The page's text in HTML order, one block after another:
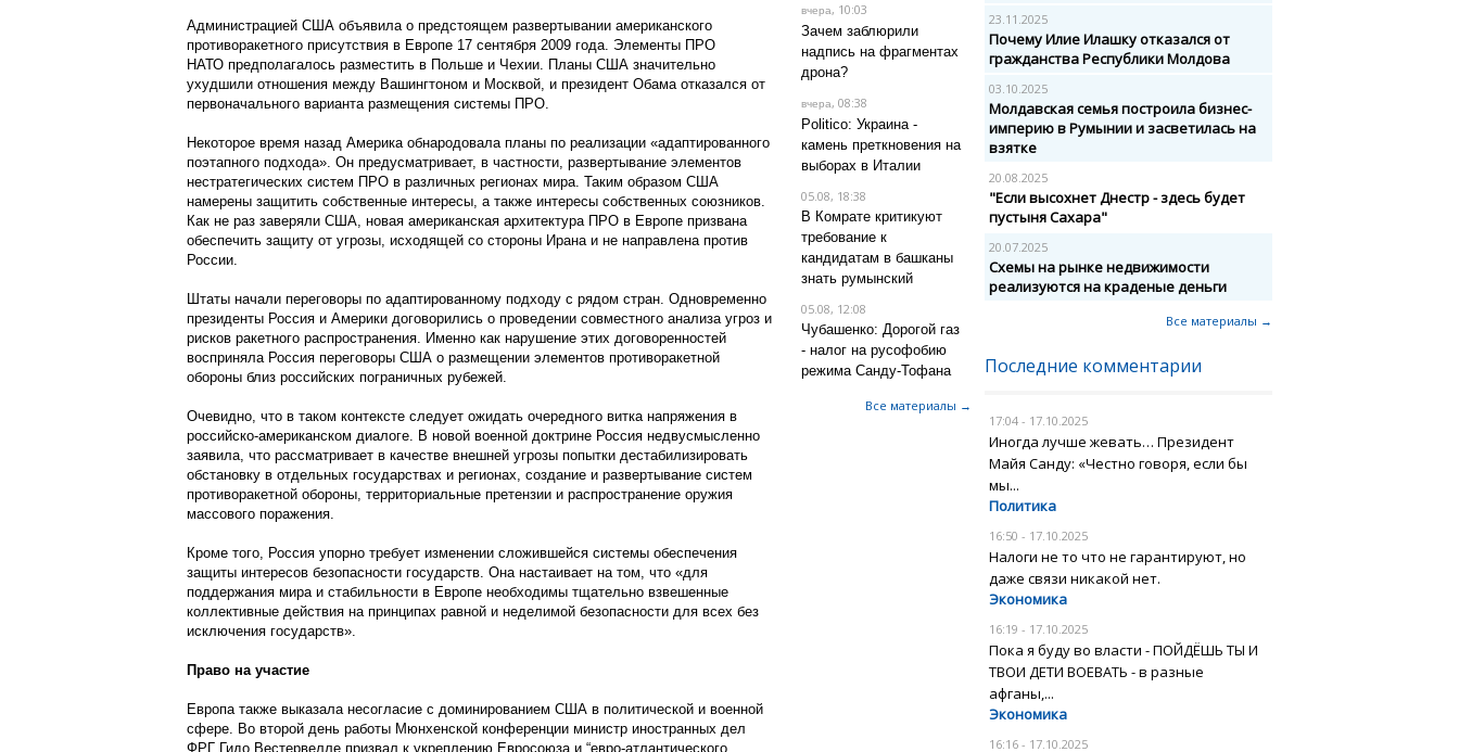
Администрацией США объявила о предстоящем развертывании американского
противоракетного присутствия в Европе 17 сентября 2009 года. Элементы ПРО
НАТО предполагалось разместить в Польше и Чехии. Планы США значительно
ухудшили отношения между Вашингтоном и Москвой, и президент Обама отказался от
первоначального варианта размещения системы ПРО.
Некоторое время назад Америка обнародовала планы по реализации «адаптированного
поэтапного подхода». Он предусматривает, в частности, развертывание элементов
нестратегических систем ПРО в различных регионах мира. Таким образом США
намерены защитить собственные интересы, а также интересы собственных союзников.
Как не раз заверяли США, новая американская архитектура ПРО в Европе призвана
обеспечить защиту от угрозы, исходящей со стороны Ирана и не направлена против
России.
Штаты начали переговоры по адаптированному подходу с рядом стран. Одновременно
президенты Россия и Америки договорились о проведении совместного анализа угроз и
рисков ракетного распространения. Именно как нарушение этих договоренностей
восприняла Россия переговоры США о размещении элементов противоракетной
обороны близ российских пограничных рубежей.
Очевидно, что в таком контексте следует ожидать очередного витка напряжения в
российско-американском диалоге. В новой военной доктрине Россия недвусмысленно
заявила, что рассматривает в качестве внешней угрозы попытки дестабилизировать
обстановку в отдельных государствах и регионах, создание и развертывание систем
противоракетной обороны, территориальные претензии и распространение оружия
массового поражения.
Кроме того, Россия упорно требует изменении сложившейся системы обеспечения
защиты интересов безопасности государств. Она настаивает на том, что «для
поддержания мира и стабильности в Европе необходимы тщательно взвешенные
коллективные действия на принципах равной и неделимой безопасности для всех без
исключения государств».
Право на участие
Европа также выказала несогласие с доминированием США в политической и военной
сфере. Во второй день работы Мюнхенской конференции министр иностранных дел
ФРГ Гидо Вестервелле призвал к укреплению Евросоюза и “евро-атлантического
вчера, 10:03
Зачем заблюрили
надпись на фрагментах
дрона?
вчера, 08:38
Politico: Украина -
камень преткновения на
выборах в Италии
05.08, 18:38
В Комрате критикуют
требование к
кандидатам в башканы
знать румынский
05.08, 12:08
Чубашенко: Дорогой газ
- налог на русофобию
режима Санду-Тофана
Все материалы →
23.11.2025
Почему Илие Илашку отказался от
гражданства Республики Молдова
03.10.2025
Молдавская семья построила бизнес-
империю в Румынии и засветилась на
взятке
20.08.2025
"Если высохнет Днестр - здесь будет
пустыня Сахара"
20.07.2025
Схемы на рынке недвижимости
реализуются на краденые деньги
Все материалы →
Последние комментарии
17:04 - 17.10.2025
Иногда лучше жевать… Президент
Майя Санду: «Честно говоря, если бы
мы...
Политика
16:50 - 17.10.2025
Налоги не то что не гарантируют, но
даже связи никакой нет.
Экономика
16:19 - 17.10.2025
Пока я буду во власти - ПОЙДЁШЬ ТЫ И
ТВОИ ДЕТИ ВОЕВАТЬ - в разные
афганы,...
Экономика
16:16 - 17.10.2025